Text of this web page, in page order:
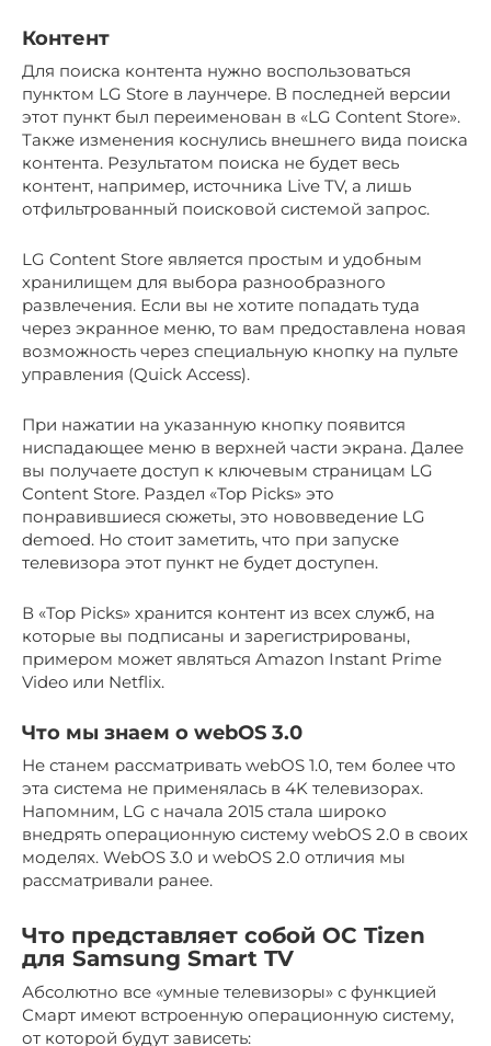
Контент
Для поиска контента нужно воспользоваться
пунктом LG Store в лаунчере. В последней версии
этот пункт был переименован в «LG Content Store».
Также изменения коснулись внешнего вида поиска
контента. Результатом поиска не будет весь
контент, например, источника Live TV, а лишь
отфильтрованный поисковой системой запрос.
LG Content Store является простым и удобным
хранилищем для выбора разнообразного
развлечения. Если вы не хотите попадать туда
через экранное меню, то вам предоставлена новая
возможность через специальную кнопку на пульте
управления (Quick Access).
При нажатии на указанную кнопку появится
ниспадающее меню в верхней части экрана. Далее
вы получаете доступ к ключевым страницам LG
Content Store. Раздел «Top Picks» это
понравившиеся сюжеты, это нововведение LG
demoed. Но стоит заметить, что при запуске
телевизора этот пункт не будет доступен.
В «Top Picks» хранится контент из всех служб, на
которые вы подписаны и зарегистрированы,
примером может являться Amazon Instant Prime
Video или Netflix.
Что мы знаем о webOS 3.0
Не станем рассматривать webOS 1.0, тем более что
эта система не применялась в 4K телевизорах.
Напомним, LG с начала 2015 стала широко
внедрять операционную систему webOS 2.0 в своих
моделях. WebOS 3.0 и webOS 2.0 отличия мы
рассматривали ранее.
Что представляет собой ОС Tizen
для Samsung Smart TV
Абсолютно все «умные телевизоры» с функцией
Смарт имеют встроенную операционную систему,
от которой будут зависеть: